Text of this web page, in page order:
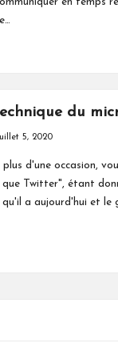
en temps
du
5, 2020
d'une occasion,
que Twitter", étant
qu'il a aujourd'hui et le